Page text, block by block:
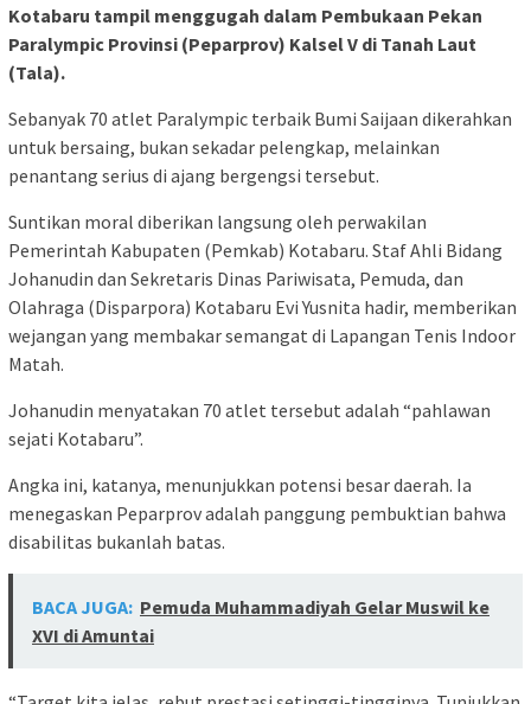
Kotabaru tampil menggugah dalam Pembukaan Pekan
Paralympic Provinsi (Peparprov) Kalsel V di Tanah Laut
(Tala).
Sebanyak 70 atlet Paralympic terbaik Bumi Saijaan dikerahkan
untuk bersaing, bukan sekadar pelengkap, melainkan
penantang serius di ajang bergengsi tersebut.
Suntikan moral diberikan langsung oleh perwakilan
Pemerintah Kabupaten (Pemkab) Kotabaru. Staf Ahli Bidang
Johanudin dan Sekretaris Dinas Pariwisata, Pemuda, dan
Olahraga (Disparpora) Kotabaru Evi Yusnita hadir, memberikan
wejangan yang membakar semangat di Lapangan Tenis Indoor
Matah.
Johanudin menyatakan 70 atlet tersebut adalah “pahlawan
sejati Kotabaru”.
Angka ini, katanya, menunjukkan potensi besar daerah. Ia
menegaskan Peparprov adalah panggung pembuktian bahwa
disabilitas bukanlah batas.
BACA JUGA: Pemuda Muhammadiyah Gelar Muswil ke
XVI di Amuntai